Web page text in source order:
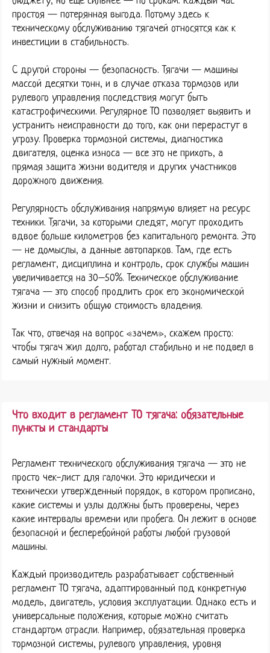
простоя — потерянная выгода. Потому здесь к
техническому обслуживанию тягачей относятся как к
инвестиции в стабильность.
С другой стороны — безопасность. Тягачи — машины
массой десятки тонн, и в случае отказа тормозов или
рулевого управления последствия могут быть
катастрофическими. Регулярное ТО позволяет выявить и
устранить неисправности до того, как они перерастут в
угрозу. Проверка тормозной системы, диагностика
двигателя, оценка износа — все это не прихоть, а
прямая защита жизни водителя и других участников
дорожного движения.
Регулярность обслуживания напрямую влияет на ресурс
техники. Тягачи, за которыми следят, могут проходить
вдвое больше километров без капитального ремонта. Это
— не домыслы, а данные автопарков. Там, где есть
регламент, дисциплина и контроль, срок службы машин
увеличивается на 30–50%. Техническое обслуживание
тягача — это способ продлить срок его экономической
жизни и снизить общую стоимость владения.
Так что, отвечая на вопрос «зачем», скажем просто:
чтобы тягач жил долго, работал стабильно и не подвел в
самый нужный момент.
Что входит в регламент ТО тягача: обязательные
пункты и стандарты
Регламент технического обслуживания тягача — это не
просто чек-лист для галочки. Это юридически и
технически утвержденный порядок, в котором прописано,
какие системы и узлы должны быть проверены, через
какие интервалы времени или пробега. Он лежит в основе
безопасной и бесперебойной работы любой грузовой
машины.
Каждый производитель разрабатывает собственный
регламент ТО тягача, адаптированный под конкретную
модель, двигатель, условия эксплуатации. Однако есть и
универсальные положения, которые можно считать
стандартом отрасли. Например, обязательная проверка
тормозной системы, рулевого управления, уровня